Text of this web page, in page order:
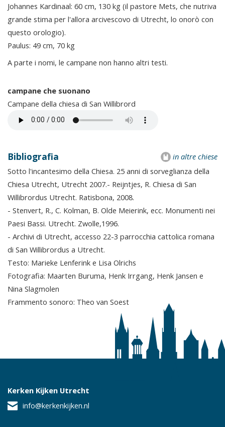
Johannes Kardinaal: 60 cm, 130 kg (il pastore Mets, che nutriva
grande stima per l'allora arcivescovo di Utrecht, lo onorò con
questo orologio).
Paulus: 49 cm, 70 kg
A parte i nomi, le campane non hanno altri testi.
campane che suonano
Campane della chiesa di San Willibrord
in altre chiese
Bibliografia
Sotto l'incantesimo della Chiesa. 25 anni di sorveglianza della
Chiesa Utrecht, Utrecht 2007.- Reijntjes, R. Chiesa di San
Willibrordus Utrecht. Ratisbona, 2008.
- Stenvert, R., C. Kolman, B. Olde Meierink, ecc. Monumenti nei
Paesi Bassi. Utrecht. Zwolle,1996.
- Archivi di Utrecht, accesso 22-3 parrocchia cattolica romana
di San Willibrordus a Utrecht.
Testo: Marieke Lenferink e Lisa Olrichs
Fotografia: Maarten Buruma, Henk Irrgang, Henk Jansen e
Nina Slagmolen
Frammento sonoro: Theo van Soest
Kerken Kijken Utrecht
info@kerkenkijken.nl